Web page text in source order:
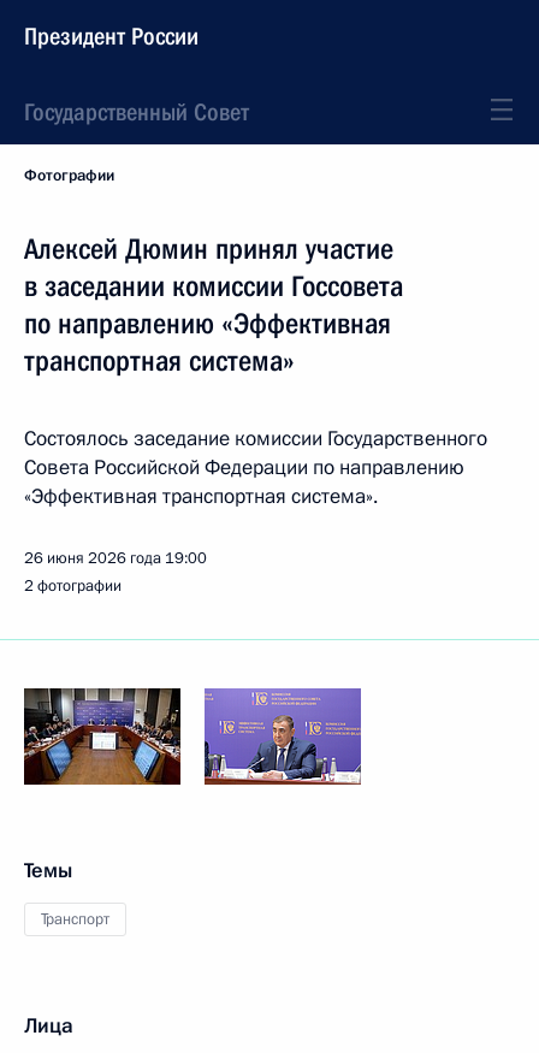
Президент России
Государственный Совет
Фотографии
Алексей Дюмин принял участие
в заседании комиссии Госсовета
по направлению «Эффективная
транспортная система»
Состоялось заседание комиссии Государственного
Совета Российской Федерации по направлению
«Эффективная транспортная система».
26 июня 2026 года 19:00
2 фотографии
Темы
Транспорт
Лица